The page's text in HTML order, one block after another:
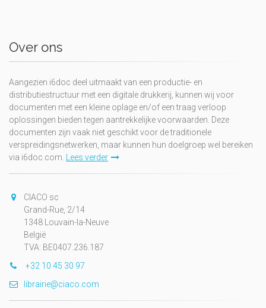
Over ons
Aangezien i6doc deel uitmaakt van een productie- en
distributiestructuur met een digitale drukkerij, kunnen wij voor
documenten met een kleine oplage en/of een traag verloop
oplossingen bieden tegen aantrekkelijke voorwaarden. Deze
documenten zijn vaak niet geschikt voor de traditionele
verspreidingsnetwerken, maar kunnen hun doelgroep wel bereiken
via i6doc.com. Lees verder
CIACO sc
Grand-Rue, 2/14
1348 Louvain-la-Neuve
België
TVA: BE0407.236.187
+32 10 45 30 97
librairie@ciaco.com